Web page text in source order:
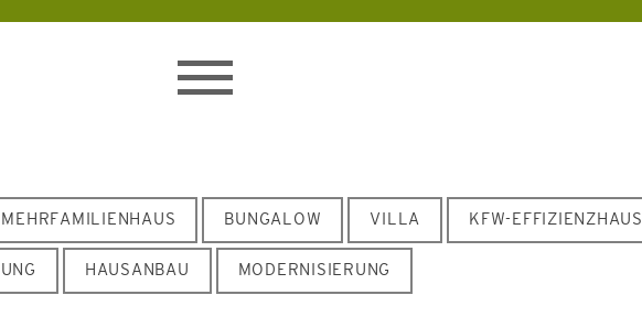
Toggle
navigation
MEHRFAMILIENHAUS BUNGALOW VILLA KFW-EFFIZIENZHAUS
HAUSANBAU MODERNISIERUNG